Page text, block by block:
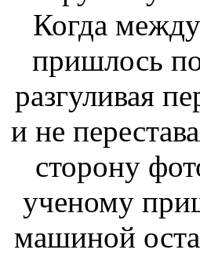
Когда между
пришлось
разгуливая
и не
сторону
ученому
машиной